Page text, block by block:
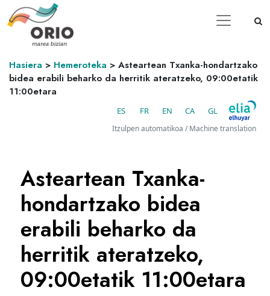
Hasiera > Hemeroteka > Asteartean Txanka-hondartzako
bidea erabili beharko da herritik ateratzeko, 09:00etatik
11:00etara
ES FR EN CA GL
Itzulpen automatikoa / Machine translation
Asteartean Txanka-
hondartzako bidea
erabili beharko da
herritik ateratzeko,
09:00etatik 11:00etara